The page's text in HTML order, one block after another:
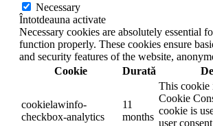
Necessary
Întotdeauna activate
Necessary cookies are absolutely essential
function properly. These cookies ensure
and security features of the website,
Cookie
Durată
cookielawinfo-
checkbox-analytics
11
months
This cookie
Cookie
cookie is
user